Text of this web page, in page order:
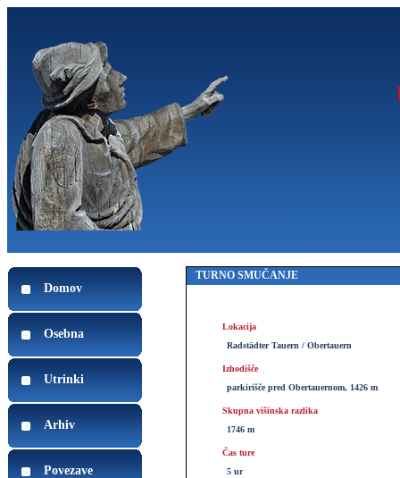
Domov
Osebna
Utrinki
Arhiv
Povezave
TURNO SMUČANJE
Lokacija
Radstädter Tauern / Obertauern
Izhodišče
parkirišče pred Obertauernom, 1426 m
Skupna višinska razlika
1746 m
Čas ture
5 ur